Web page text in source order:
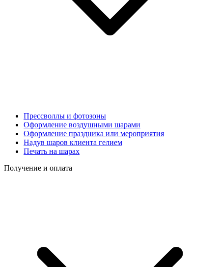
Прессволлы и фотозоны
Оформление воздушными шарами
Оформление праздника или мероприятия
Надув шаров клиента гелием
Печать на шарах
Получение и оплата